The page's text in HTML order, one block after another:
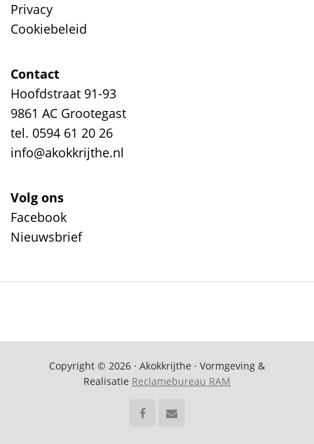
Privacy
Cookiebeleid
Contact
Hoofdstraat 91-93
9861 AC Grootegast
tel. 0594 61 20 26
info@akokkrijthe.nl
Volg ons
Facebook
Nieuwsbrief
Copyright © 2026 · Akokkrijthe · Vormgeving &
Realisatie Reclamebureau RAM